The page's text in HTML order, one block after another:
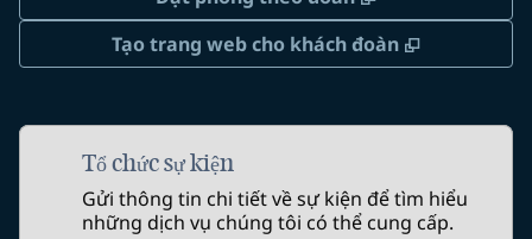
Tạo trang web cho khách đoàn
,
Tổ chức sự kiện
Gửi thông tin chi tiết về sự kiện để tìm hiểu
những dịch vụ chúng tôi có thể cung cấp.